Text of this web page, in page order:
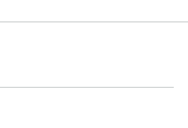
de 4mp.